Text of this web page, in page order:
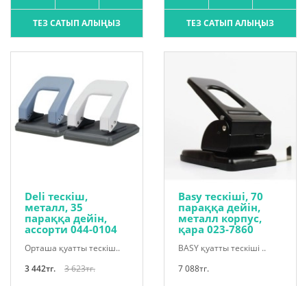
ТЕЗ САТЫП АЛЫҢЫЗ ТЕЗ САТЫП АЛЫҢЫЗ
Deli тескіш,
металл, 35
параққа дейін,
ассорти 044-0104
Орташа қуатты тескіш..
3 442тг.
3 623тг.
Basy тескіші, 70
параққа дейін,
металл корпус,
қара 023-7860
BASY қуатты тескіші ..
7 088тг.